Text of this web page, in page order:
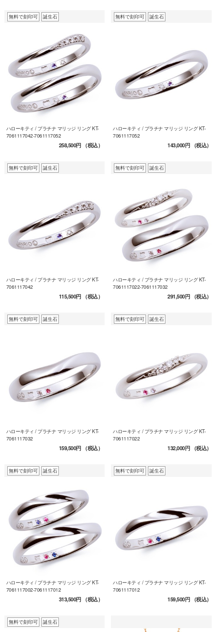
無料で刻印可 誕生石
ハローキティ / プラチナ マリッジ リング KT-
7061117042-7061117052
258,500円（税込）
無料で刻印可 誕生石
ハローキティ / プラチナ マリッジ リング KT-
7061117052
143,000円（税込）
無料で刻印可 誕生石
ハローキティ / プラチナ マリッジ リング KT-
7061117042
115,500円（税込）
無料で刻印可 誕生石
ハローキティ / プラチナ マリッジ リング KT-
7061117022-7061117032
291,500円（税込）
無料で刻印可 誕生石
ハローキティ / プラチナ マリッジ リング KT-
7061117032
159,500円（税込）
無料で刻印可 誕生石
ハローキティ / プラチナ マリッジ リング KT-
7061117022
132,000円（税込）
無料で刻印可 誕生石
ハローキティ / プラチナ マリッジ リング KT-
7061117002-7061117012
313,500円（税込）
無料で刻印可 誕生石
ハローキティ / プラチナ マリッジ リング KT-
7061117012
159,500円（税込）
無料で刻印可 誕生石